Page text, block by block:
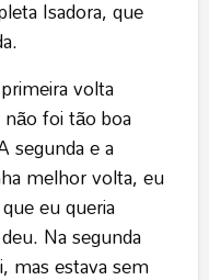
Isadora, que
volta
não foi tão boa
segunda e a
melhor volta, eu
eu queria
Na segunda
mas estava sem